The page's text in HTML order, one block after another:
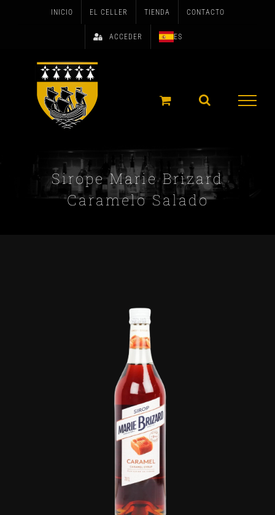
INICIO EL CELLER TIENDA CONTACTO
ACCEDER ES
Sirope Marie Brizard
Caramelo Salado